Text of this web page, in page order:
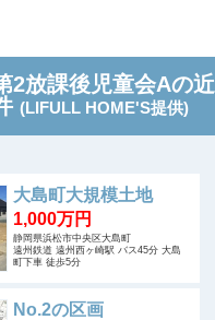
2放課後児童会Aの近
(LIFULL HOME'S提供)
大島町大規模土地
1,000万円
静岡県浜松市中央区大島町
遠州鉄道 遠州西ヶ崎駅 バス45分 大島
町下車 徒歩5分
No.2の区画